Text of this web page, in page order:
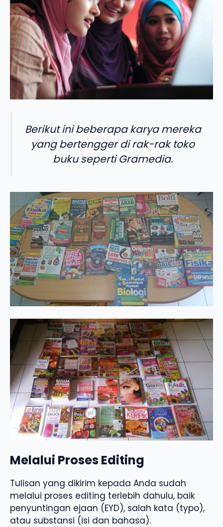
Berikut ini beberapa karya mereka
yang bertengger di rak-rak toko
buku seperti Gramedia.
Melalui Proses Editing
Tulisan yang dikirim kepada Anda sudah
melalui proses editing terlebih dahulu, baik
penyuntingan ejaan (EYD), salah kata (typo),
atau substansi (isi dan bahasa).